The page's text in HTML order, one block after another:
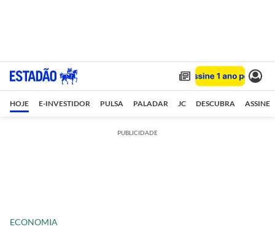
HOJE E-INVESTIDOR PULSA PALADAR JC DESCUBRA ASSINE
PUBLICIDADE
ECONOMIA